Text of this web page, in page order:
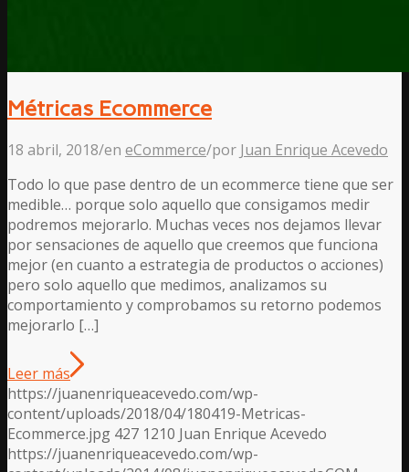
Métricas Ecommerce
18 abril, 2018/en eCommerce/por Juan Enrique Acevedo
Todo lo que pase dentro de un ecommerce tiene que ser
medible… porque solo aquello que consigamos medir
podremos mejorarlo. Muchas veces nos dejamos llevar
por sensaciones de aquello que creemos que funciona
mejor (en cuanto a estrategia de productos o acciones)
pero solo aquello que medimos, analizamos su
comportamiento y comprobamos su retorno podemos
mejorarlo […]
Leer más
https://juanenriqueacevedo.com/wp-
content/uploads/2018/04/180419-Metricas-
Ecommerce.jpg 427 1210 Juan Enrique Acevedo
https://juanenriqueacevedo.com/wp-